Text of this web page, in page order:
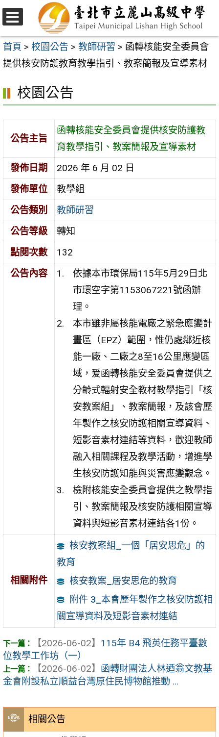
跳
至
主
要
容
區
選
單
首頁 > 校園公告 > 教師研習 > 函轉核能安全委員會
提供核安防護教育教學指引、教案簡報及宣導素材
相關公告
校園公告
公告主旨
函轉核能安全委員會提供核安防護教
育教學指引、教案簡報及宣導素材
發佈日期
2026 年 6 月 02 日
發佈單位
教學組
公告類別
教師研習
公告等級
轉知
點閱次數
132
公告內容
依據本市環保局115年5月29日北
市環空字第1153067221號函辦
理。
本市雖非屬核能電廠之緊急應變計
畫區（EPZ）範圍，惟仍處鄰近核
能一廠、二廠之8至16公里應變區
域，爰函轉核能安全委員會提供之
分齡式輻射安全教材教學指引「核
安教案組」、教案簡報，及該會歷
年製作之核安防護相關宣導資料、
短影音素材連結等資料，歡迎教師
融入相關課程及教學活動，增進學
生核安防護知能與災害應變觀念。
檢附核能安全委員會提供之教學指
引、教案簡報及核安防護相關宣導
資料與短影音素材連結各1份。
相關附件
核安教案組_一個「居安思危」的
教育
核安教案_居安思危的教育
附件 3_本會歷年製作之核安防護相
關宣導資料及短影音素材連結
【2026-06-02】 115年 B4 飛英任務平臺數
位教學工作坊（一）
【2026-06-02】 函轉財團法人林迺翁文教基
金會附設私立順益台灣原住民博物館推動 ...